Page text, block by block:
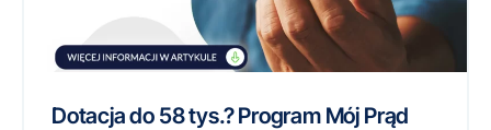
Dotacja do 58 tys.? Program Mój Prąd